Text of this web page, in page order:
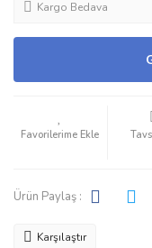
Kargo Bedava
Ürün Paylaş :
Karşılaştır